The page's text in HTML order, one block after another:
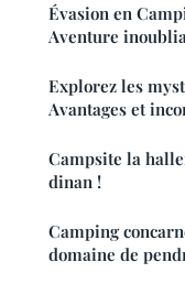
Évasion en
Aventure
Explorez les
Avantages et
Campsite la
dinan !
Camping
domaine de